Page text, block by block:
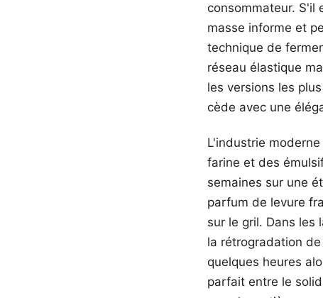
consommateur. S'il
masse informe et
technique de
réseau élastique
les versions les
cède avec une
L'industrie
farine et des
semaines sur une
parfum de levure
sur le gril. Dans les
la rétrogradation
quelques heures
parfait entre le